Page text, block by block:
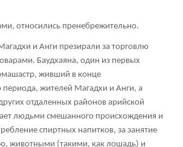
относились пренебрежительно.
и Анги презирали за торговлю
Баудхаяна, один из первых
живший в конце
периода, жителей Магадхи и Анги, а
отдаленных районов арийской
людьми смешанного происхождения и
спиртных напитков, за занятие
животными (такими, как лошадь) и